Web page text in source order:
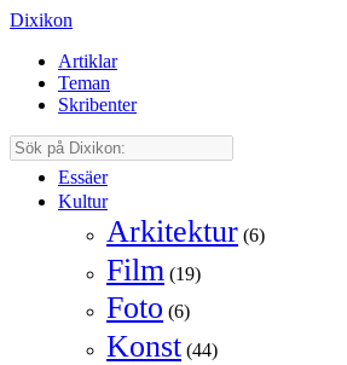
Dixikon
Artiklar
Teman
Skribenter
Essäer
Kultur
Arkitektur (6)
Film (19)
Foto (6)
Konst (44)